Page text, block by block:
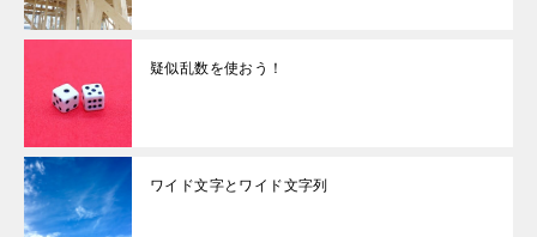
疑似乱数を使おう！
ワイド文字とワイド文字列